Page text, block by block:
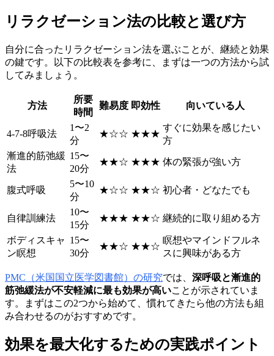
リラクゼーション法の比較と選び方
自分に合ったリラクゼーション法を選ぶことが、継続と効果
の鍵です。以下の比較表を参考に、まずは一つの方法から試
してみましょう。
方法
所要
時間
難易度 即効性 向いている人
4-7-8呼吸法
1〜2
分
★☆☆ ★★★
すぐに効果を感じたい
方
漸進的筋弛緩
法
15〜
20分
★★☆ ★★★ 体の緊張が強い方
腹式呼吸
5〜10
分
★☆☆ ★★☆ 初心者・どなたでも
自律訓練法
10〜
15分
★★★ ★★☆ 継続的に取り組める方
ボディスキャ
ン瞑想
15〜
30分
★★☆ ★★☆
瞑想やマインドフルネ
スに興味がある方
PMC（米国国立医学図書館）の研究では、 深呼吸と漸進的
筋弛緩法が不安軽減に最も効果が高いことが示されていま
す。まずはこの2つから始めて、慣れてきたら他の方法も組
み合わせるのがおすすめです。
効果を最大化するための実践ポイント